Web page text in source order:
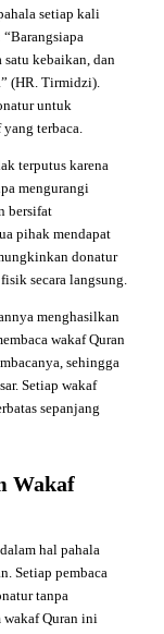
setiap kali
kebaikan, dan
(HR. Tirmidzi).
untuk
terbaca.
terputus karena
mengurangi
bersifat
pihak mendapat
donatur
secara langsung.
menghasilkan
wakaf Quran
sehingga
Setiap wakaf
sepanjang
Wakaf
hal pahala
Setiap pembaca
tanpa
wakaf Quran ini